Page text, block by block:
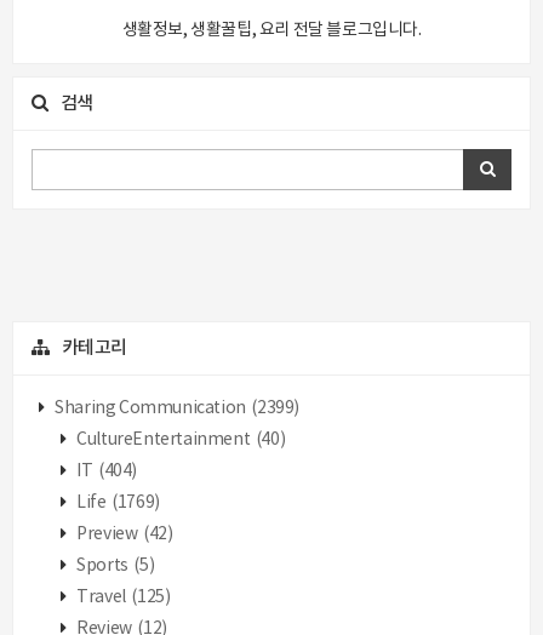
생활정보, 생활꿀팁, 요리 전달 블로그입니다.
검색
카테고리
Sharing Communication (2399)
CultureEntertainment (40)
(404)
Life (1769)
Preview (42)
Sports (5)
Travel (125)
Review (12)